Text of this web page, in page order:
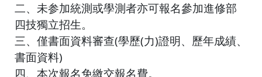
二、未参加統測或學測者亦可報名參加進修部
四技獨立招生。
三、僅書面資料審查(學歷(力)證明、歷年成績、
書面資料)
四、本次報名免繳交報名費。